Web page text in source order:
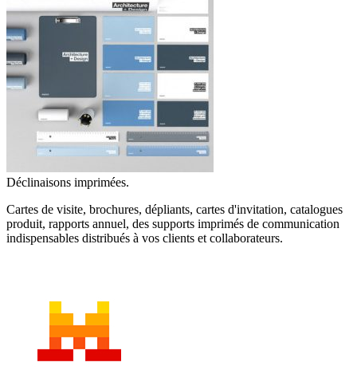
Déclinaisons imprimées.
Cartes de visite, brochures, dépliants, cartes d'invitation, catalogues
produit, rapports annuel, des supports imprimés de communication
indispensables distribués à vos clients et collaborateurs.